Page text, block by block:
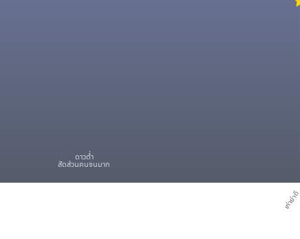
เก่าย่าดี
ดาวต่ำ
สัดส่วนคนจนมาก